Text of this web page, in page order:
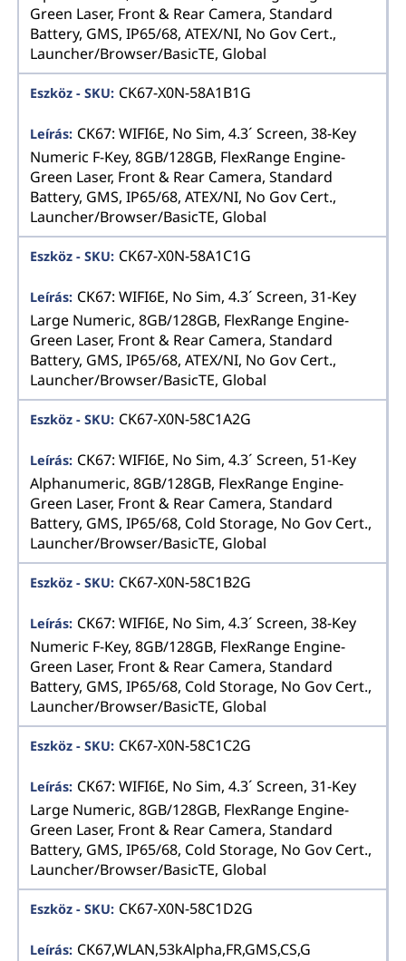
Green Laser, Front & Rear Camera, Standard
Battery, GMS, IP65/68, ATEX/NI, No Gov Cert.,
Launcher/Browser/BasicTE, Global
CK67-X0N-58A1B1G
CK67: WIFI6E, No Sim, 4.3´ Screen, 38-Key
Numeric F-Key, 8GB/128GB, FlexRange Engine-
Green Laser, Front & Rear Camera, Standard
Battery, GMS, IP65/68, ATEX/NI, No Gov Cert.,
Launcher/Browser/BasicTE, Global
CK67-X0N-58A1C1G
CK67: WIFI6E, No Sim, 4.3´ Screen, 31-Key
Large Numeric, 8GB/128GB, FlexRange Engine-
Green Laser, Front & Rear Camera, Standard
Battery, GMS, IP65/68, ATEX/NI, No Gov Cert.,
Launcher/Browser/BasicTE, Global
CK67-X0N-58C1A2G
CK67: WIFI6E, No Sim, 4.3´ Screen, 51-Key
Alphanumeric, 8GB/128GB, FlexRange Engine-
Green Laser, Front & Rear Camera, Standard
Battery, GMS, IP65/68, Cold Storage, No Gov Cert.,
Launcher/Browser/BasicTE, Global
CK67-X0N-58C1B2G
CK67: WIFI6E, No Sim, 4.3´ Screen, 38-Key
Numeric F-Key, 8GB/128GB, FlexRange Engine-
Green Laser, Front & Rear Camera, Standard
Battery, GMS, IP65/68, Cold Storage, No Gov Cert.,
Launcher/Browser/BasicTE, Global
CK67-X0N-58C1C2G
CK67: WIFI6E, No Sim, 4.3´ Screen, 31-Key
Large Numeric, 8GB/128GB, FlexRange Engine-
Green Laser, Front & Rear Camera, Standard
Battery, GMS, IP65/68, Cold Storage, No Gov Cert.,
Launcher/Browser/BasicTE, Global
CK67-X0N-58C1D2G
CK67,WLAN,53kAlpha,FR,GMS,CS,G